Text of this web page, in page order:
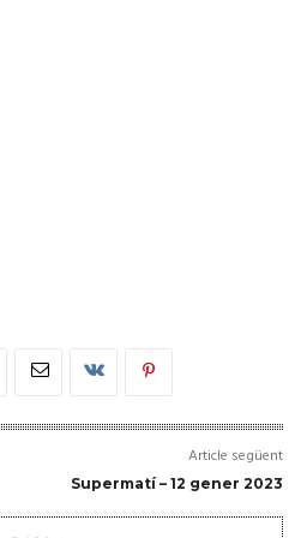
Article següent
Supermatí – 12 gener 2023